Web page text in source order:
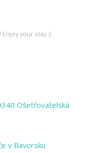
your stay :)
Ošetřovatelská
v Bavorsku